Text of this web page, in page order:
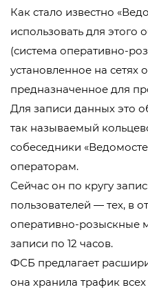
Как стало известно
использовать для
(система оперативно-
установленное на сетях
предназначенное для
Для записи данных это
так называемый
собеседники
операторам.
Сейчас он по кругу
пользователей — тех, в
оперативно-розыскные
записи по 12 часов.
ФСБ предлагает
она хранила трафик